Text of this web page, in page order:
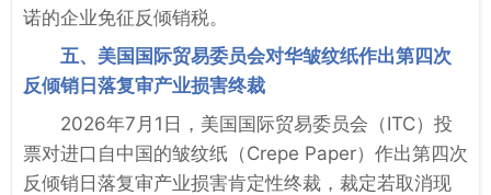
诺的企业免征反倾销税。
五、美国国际贸易委员会对华皱纹纸作出第四次
反倾销日落复审产业损害终裁
2026年7月1日，美国国际贸易委员会（ITC）投
票对进口自中国的皱纹纸（Crepe Paper）作出第四次
反倾销日落复审产业损害肯定性终裁，裁定若取消现